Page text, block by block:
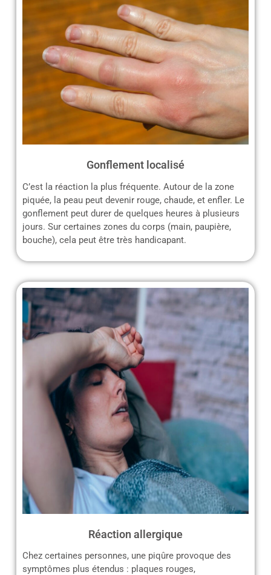
Gonflement localisé
C’est la réaction la plus fréquente. Autour de la zone
piquée, la peau peut devenir rouge, chaude, et enfler. Le
gonflement peut durer de quelques heures à plusieurs
jours. Sur certaines zones du corps (main, paupière,
bouche), cela peut être très handicapant.
Réaction allergique
Chez certaines personnes, une piqûre provoque des
symptômes plus étendus : plaques rouges,